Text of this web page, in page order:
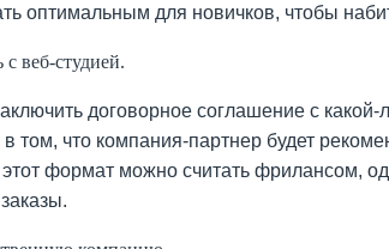
оптимальным для новичков, чтобы
веб-студией.
договорное соглашение с
в том, что компания-партнер будет
формат можно считать фрилансом,